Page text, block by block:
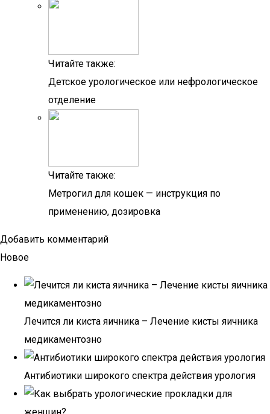
Читайте также:
Детское урологическое или нефрологическое
отделение
Читайте также:
Метрогил для кошек — инструкция по
применению, дозировка
Добавить комментарий
Новое
Лечится ли киста яичника – Лечение кисты яичника
медикаментозно
Антибиотики широкого спектра действия урология